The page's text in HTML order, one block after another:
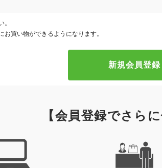
。
買い物ができるようになります。
【会員登録でさら